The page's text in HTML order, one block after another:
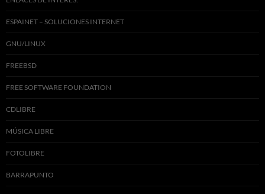
ESPAINET – SOLUCIONES INTERNET
GNU/LINUX
FREEBSD
FREE SOFTWARE FOUNDATION
CDLIBRE
MÚSICA LIBRE
FOTOLIBRE
BARRAPUNTO